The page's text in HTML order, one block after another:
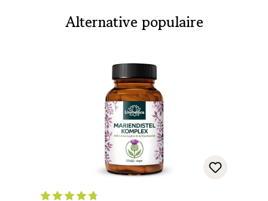
Alternative populaire